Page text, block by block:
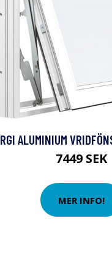
ALUMINIUM
7449 SEK
MER INFO!